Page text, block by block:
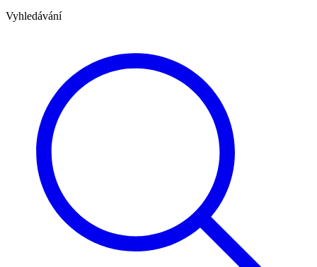
Vyhledávání